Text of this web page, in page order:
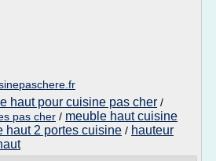
haut pour cuisine pas cher /
pas cher / meuble haut cuisine
haut 2 portes cuisine / hauteur